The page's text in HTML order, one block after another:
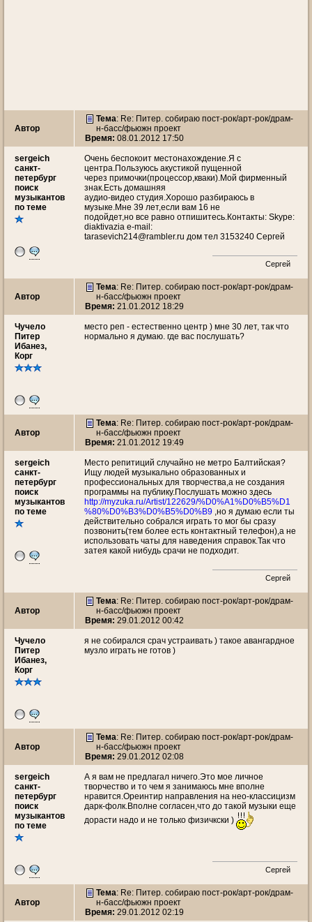
Автор
Тема: Re: Питер. собираю пост-рок/арт-рок/драм-
н-басс/фьюжн проект
Время: 08.01.2012 17:50
sergeich
санкт-
петербург
поиск
музыкантов
по теме
Очень беспокоит местонахождение.Я с
центра.Пользуюсь акустикой пущенной
через примочки(процессор,кваки).Мой фирменный
знак.Есть домашняя
аудио-видео студия.Хорошо разбираюсь в
музыке.Мне 39 лет,если вам 16 не
подойдет,но все равно отпишитесь.Контакты: Skype:
diaktivazia e-mail:
tarasevich214@rambler.ru дом тел 3153240 Сергей
Сергей
Автор
Тема: Re: Питер. собираю пост-рок/арт-рок/драм-
н-басс/фьюжн проект
Время: 21.01.2012 18:29
Чучeло
Питер
Ибанез,
Корг
место реп - естественно центр ) мне 30 лет, так что
нормально я думаю. где вас послушать?
Автор
Тема: Re: Питер. собираю пост-рок/арт-рок/драм-
н-басс/фьюжн проект
Время: 21.01.2012 19:49
sergeich
санкт-
петербург
поиск
музыкантов
по теме
Место репитиций случайно не метро Балтийская?
Ищу людей музыкально образованных и
профессиональных для творчества,а не создания
программы на публику.Послушать можно здесь
http://myzuka.ru/Artist/122629/%D0%A1%D0%B5%D1
%80%D0%B3%D0%B5%D0%B9 ,но я думаю если ты
действительно собрался играть то мог бы сразу
позвонить(тем более есть контактный телефон),а не
использовать чаты для наведения справок.Так что
затея какой нибудь срачи не подходит.
Сергей
Автор
Тема: Re: Питер. собираю пост-рок/арт-рок/драм-
н-басс/фьюжн проект
Время: 29.01.2012 00:42
Чучeло
Питер
Ибанез,
Корг
я не собирался срач устраивать ) такое авангардное
музло играть не готов )
Автор
Тема: Re: Питер. собираю пост-рок/арт-рок/драм-
н-басс/фьюжн проект
Время: 29.01.2012 02:08
sergeich
санкт-
петербург
поиск
музыкантов
по теме
А я вам не предлагал ничего.Это мое личное
творчество и то чем я занимаюсь мне вполне
нравится.Ореинтир направления на нео-классицизм
дарк-фолк.Вполне согласен,что до такой музыки еще
дорасти надо и не только физичкски )
Сергей
Автор
Тема: Re: Питер. собираю пост-рок/арт-рок/драм-
н-басс/фьюжн проект
Время: 29.01.2012 02:19